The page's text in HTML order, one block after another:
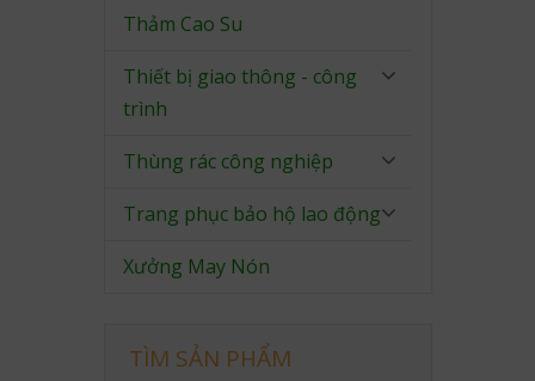
Thảm Cao Su
Thiết bị giao thông - công
trình
Thùng rác công nghiệp
Trang phục bảo hộ lao động
Xưởng May Nón
TÌM SẢN PHẨM